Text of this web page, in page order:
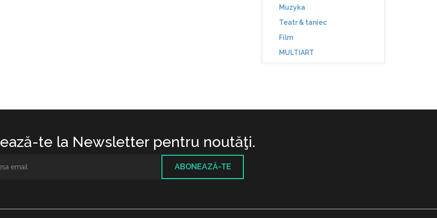
Muzyka
Teatr & taniec
Film
MULTIART
te la Newsletter pentru noutăţi.
ABONEAZĂ-TE